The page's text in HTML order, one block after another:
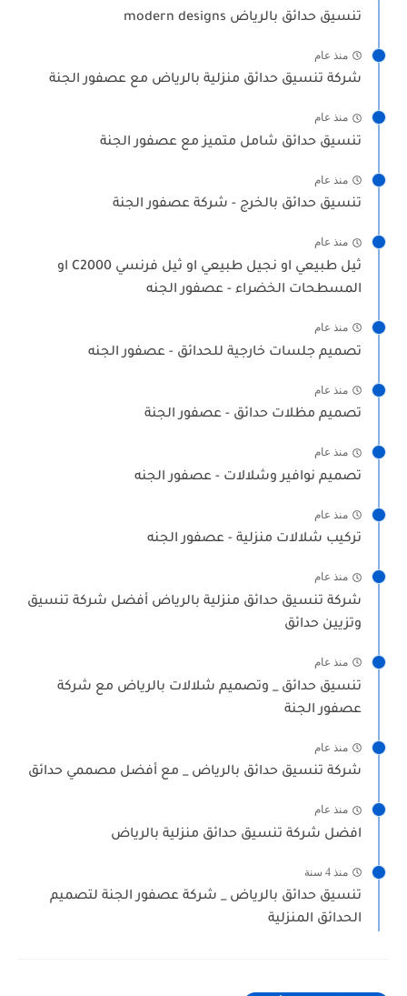
تنسيق حدائق بالرياض modern designs
منذ عام
شركة تنسيق حدائق منزلية بالرياض مع عصفور الجنة
منذ عام
تنسيق حدائق شامل متميز مع عصفور الجنة
منذ عام
تنسيق حدائق بالخرج - شركة عصفور الجنة
منذ عام
ثيل طبيعي او نجيل طبيعي او ثيل فرنسي C2000 او
المسطحات الخضراء - عصفور الجنه
منذ عام
تصميم جلسات خارجية للحدائق - عصفور الجنه
منذ عام
تصميم مظلات حدائق - عصفور الجنة
منذ عام
تصميم نوافير وشلالات - عصفور الجنه
منذ عام
تركيب شلالات منزلية - عصفور الجنه
منذ عام
شركة تنسيق حدائق منزلية بالرياض أفضل شركة تنسيق
وتزيين حدائق
منذ عام
تنسيق حدائق _ وتصميم شلالات بالرياض مع شركة
عصفور الجنة
منذ عام
شركة تنسيق حدائق بالرياض _ مع أفضل مصممي حدائق
منذ عام
افضل شركة تنسيق حدائق منزلية بالرياض
منذ 4 سنة
تنسيق حدائق بالرياض _ شركة عصفور الجنة لتصميم
الحدائق المنزلية